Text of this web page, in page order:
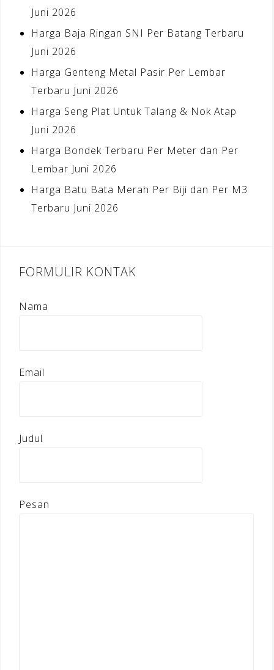
Juni 2026
Harga Baja Ringan SNI Per Batang Terbaru
Juni 2026
Harga Genteng Metal Pasir Per Lembar
Terbaru Juni 2026
Harga Seng Plat Untuk Talang & Nok Atap
Juni 2026
Harga Bondek Terbaru Per Meter dan Per
Lembar Juni 2026
Harga Batu Bata Merah Per Biji dan Per M3
Terbaru Juni 2026
FORMULIR KONTAK
Nama
Email
Judul
Pesan